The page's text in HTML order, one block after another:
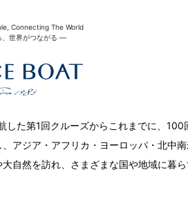
Connecting The World
世界がつながる ―
した第1回クルーズからこれまでに、
、アジア・アフリカ・ヨーロッパ・北中
自然を訪れ、さまざまな国や地域に暮